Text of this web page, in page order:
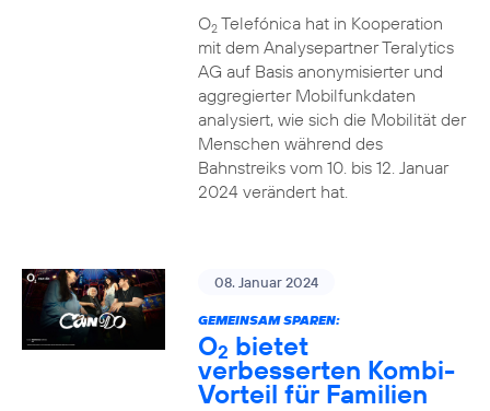
O2Telefónica hat in Kooperation
mit dem Analysepartner Teralytics
AG auf Basis anonymisierter und
aggregierter Mobilfunkdaten
analysiert, wie sich die Mobilität der
Menschen während des
Bahnstreiks vom 10. bis 12. Januar
2024 verändert hat.
08. Januar 2024
GEMEINSAM SPAREN:
O2 bietet
verbesserten Kombi-
Vorteil für Familien